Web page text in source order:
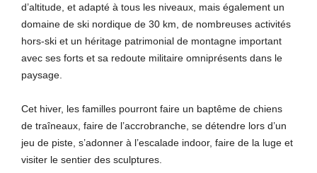
d’altitude, et adapté à tous les niveaux, mais également un
domaine de ski nordique de 30 km, de nombreuses activités
hors-ski et un héritage patrimonial de montagne important
avec ses forts et sa redoute militaire omniprésents dans le
paysage.
Cet hiver, les familles pourront faire un baptême de chiens
de traîneaux, faire de l’accrobranche, se détendre lors d’un
jeu de piste, s’adonner à l’escalade indoor, faire de la luge et
visiter le sentier des sculptures.